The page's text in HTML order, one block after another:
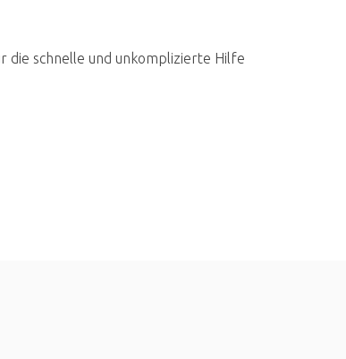
die schnelle und unkomplizierte Hilfe